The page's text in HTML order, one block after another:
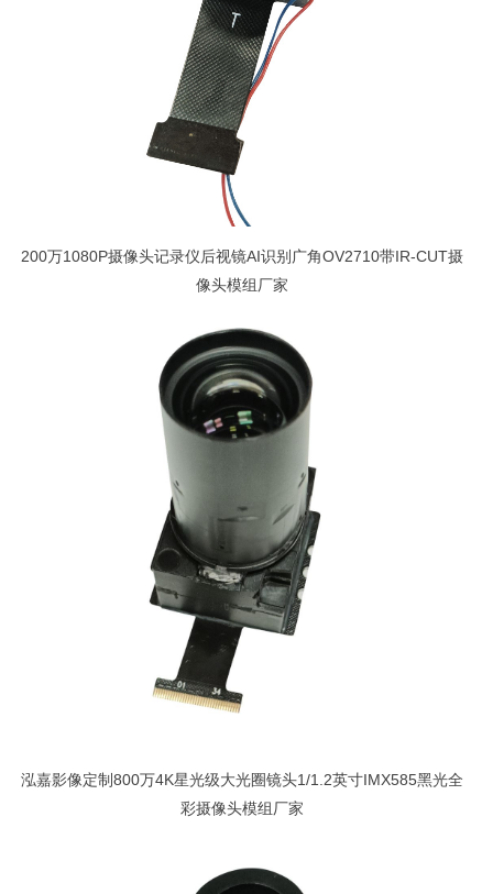
200万1080P摄像头记录仪后视镜AI识别广角OV2710带IR-CUT摄
像头模组厂家
泓嘉影像定制800万4K星光级大光圈镜头1/1.2英寸IMX585黑光全
彩摄像头模组厂家